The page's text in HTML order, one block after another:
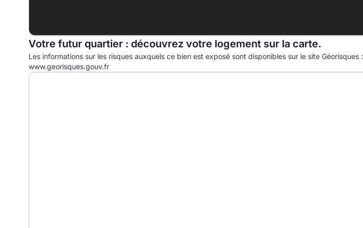
Votre futur quartier : découvrez votre logement sur la carte.
Les informations sur les risques auxquels ce bien est exposé sont disponibles sur le site Géorisques :
www.georisques.gouv.fr